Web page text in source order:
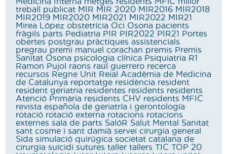
treball publicat MIR MIR 2020 MIR2016 MIR2018
MIR2019 MIR2020 MIR2021 MIR2022 MIR21
Mirea López obstetrícia Oci Osona pacients
fràgils parts Pediatria PIR PIR2022 PIR21 Portes
obertes postgrau pràctiques assistencials
pregrau premi manuel corachan premis Premis
Sanitat Osona psicologia clínica Psiquiatria R1
Ramon Pujol
raons raül guerrero recerca
recursos Regne Unit Reial Acadèmia de Medicina
de Catalunya reportatge residència resident
resident geriatria residentes residents residents
Atenció Primària residents CHV residents MFIC
revista española de geriatría i gerontología
rotació rotació externa rotacions rotacions
externes sala de parts SalóR Salut Mental
Sanitat
sant cosme i sant damià servei cirurgia general
Sida simulació quirúgica societat catalana de
cirurgia suïcidi sutures taller tallers TIC TOP 20